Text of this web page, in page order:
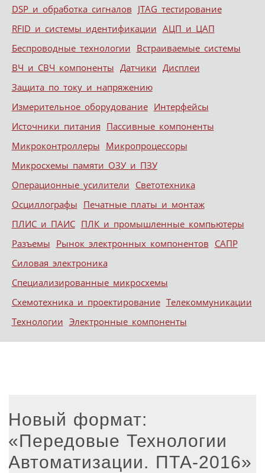
Меню
Skip to content
DSP и обработка сигналов JTAG тестирование
RFID и системы идентификации АЦП и ЦАП
Беспроводные технологии Встраиваемые системы
ВЧ и СВЧ компоненты Датчики Дисплеи
Защита по току и напряжению
Измерительное оборудование Интерфейсы
Источники питания Пассивные компоненты
Микроконтроллеры Микропроцессоры
Микросхемы памяти ОЗУ и ПЗУ
Операционные усилители Светотехника
Осциллографы Печатные платы и монтаж
ПЛИС и ПАИС ПЛК и промышленные компьютеры
Разъемы Рынок электронных компонентов САПР
Силовая электроника
Специализированные микросхемы
Схемотехника и проектирование Телекоммуникации
Технологии Электронные компоненты
Новый формат:
«Передовые Технологии
Автоматизации. ПТА-2016»